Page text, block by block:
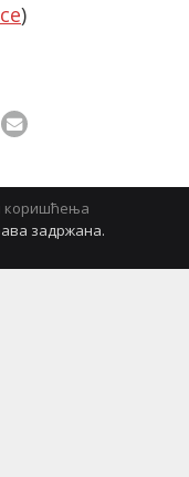
)
коришћења
задржана.